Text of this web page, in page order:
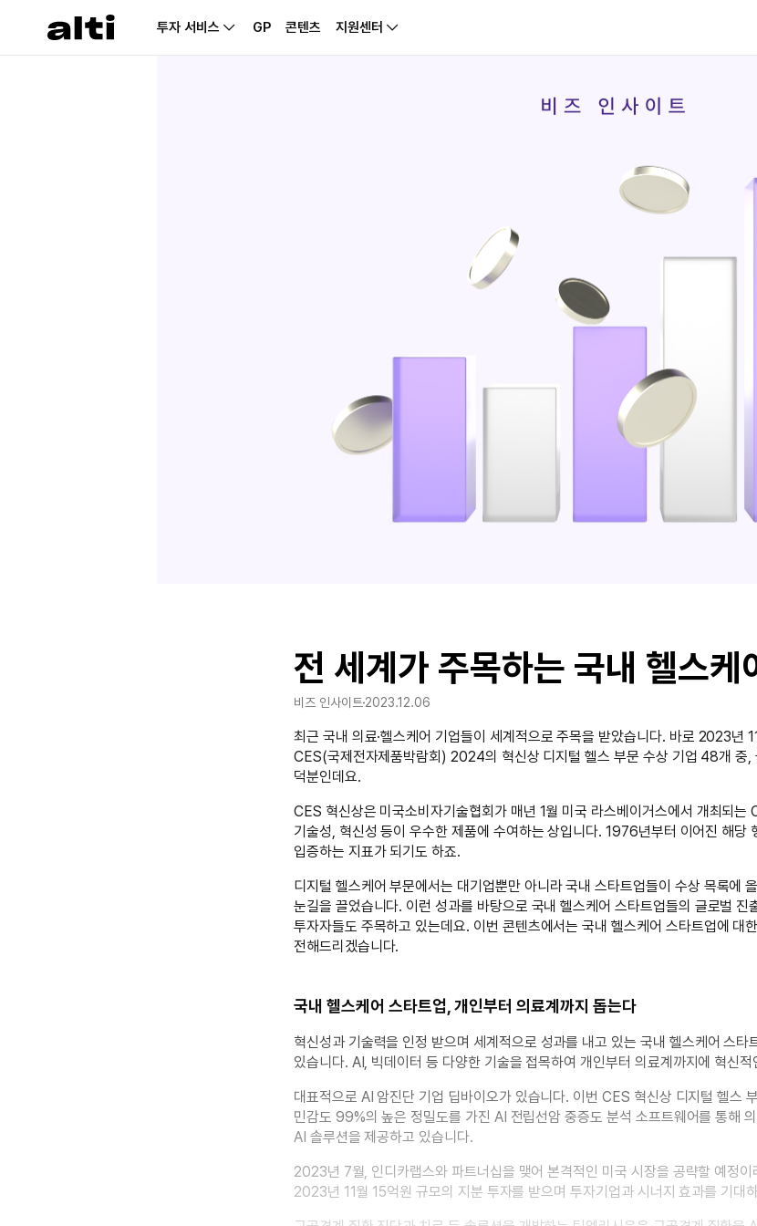
투자 서비스 GP 콘텐츠 지원센터
전 세계가 주목하는 국내 헬스케
비즈 인사이트 2023.12.06
최근 국내 의료·헬스케어 기업들이 세계적으로 주목을 받았습니다. 바로 2023년
CES(국제전자제품박람회) 2024의 혁신상 디지털 헬스 부문 수상 기업 48개 중,
덕분인데요.
CES 혁신상은 미국소비자기술협회가 매년 1월 미국 라스베이거스에서 개최되는
기술성, 혁신성 등이 우수한 제품에 수여하는 상입니다. 1976년부터 이어진 해당
입증하는 지표가 되기도 하죠.
디지털 헬스케어 부문에서는 대기업뿐만 아니라 국내 스타트업들이 수상 목록에
눈길을 끌었습니다. 이런 성과를 바탕으로 국내 헬스케어 스타트업들의 글로벌 진
투자자들도 주목하고 있는데요. 이번 콘텐츠에서는 국내 헬스케어 스타트업에 대
전해드리겠습니다.
국내 헬스케어 스타트업, 개인부터 의료계까지 돕는다
혁신성과 기술력을 인정 받으며 세계적으로 성과를 내고 있는 국내 헬스케어 스타
있습니다. AI, 빅데이터 등 다양한 기술을 접목하여 개인부터 의료계까지에 혁신
대표적으로 AI 암진단 기업 딥바이오가 있습니다. 이번 CES 혁신상 디지털 헬스
민감도 99%의 높은 정밀도를 가진 AI 전립선암 중증도 분석 소프트웨어를 통해
AI 솔루션을 제공하고 있습니다.
2023년 7월, 인디카랩스와 파트너십을 맺어 본격적인 미국 시장을 공략할 예정이
2023년 11월 15억원 규모의 지분 투자를 받으며 투자기업과 시너지 효과를 기대